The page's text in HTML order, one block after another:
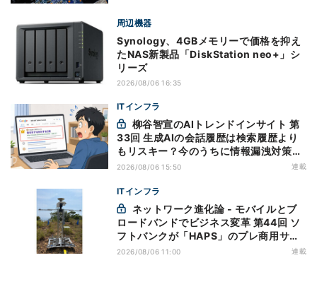
周辺機器
Synology、4GBメモリーで価格を抑え
たNAS新製品「DiskStation neo+」シ
リーズ
2026/08/06 16:35
ITインフラ
33回 生成AIの会話履歴は検索履歴より
もリスキー？今のうちに情報漏洩対策を
万全にしておこう
2026/08/06 15:50 連載
ITインフラ
ロードバンドでビジネス変革 第44回 ソ
フトバンクが「HAPS」のプレ商用サー
ビス開始を表明、本格的な商用展開のめ
2026/08/06 11:00 連載